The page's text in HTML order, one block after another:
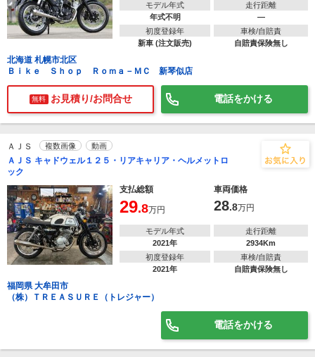
モデル年式
年式不明
走行距離
―
初度登録年
新車 (注文販売)
車検/自賠責
自賠責保険無し
北海道 札幌市北区
Ｂｉｋｅ Ｓｈｏｐ Ｒｏｍａ－ＭＣ 新琴似店
無料 お見積り/お問合せ 電話をかける
ＡＪＳ 複数画像 動画
ＡＪＳ キャドウェル１２５・リアキャリア・ヘルメットロ
ック
支払総額
車両価格
29.8万円 28.8万円
モデル年式
2021年
走行距離
2934Km
初度登録年
2021年
車検/自賠責
自賠責保険無し
福岡県 大牟田市
（株）ＴＲＥＡＳＵＲＥ（トレジャー）
電話をかける